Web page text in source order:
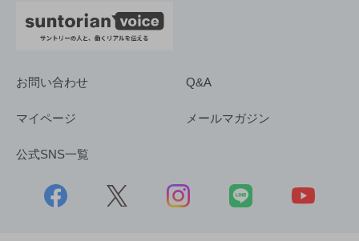
お問い合わせ Q&A
マイページ メールマガジン
公式SNS一覧